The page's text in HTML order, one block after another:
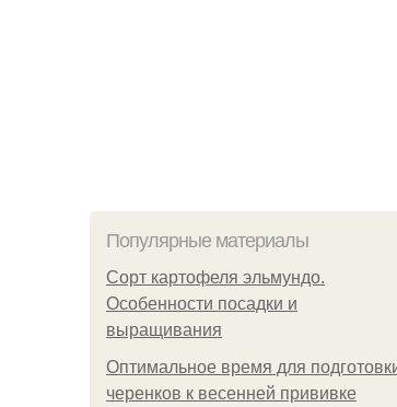
Популярные материалы
Сорт картофеля эльмундо.
Особенности посадки и
выращивания
Оптимальное время для
черенков к весенней прививке